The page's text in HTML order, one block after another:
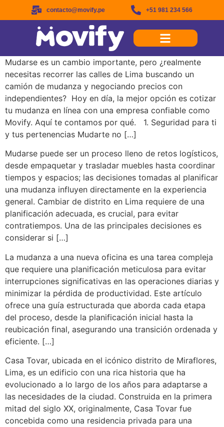
contacto@movify.pe +51 981 234 566
Mudarse es un cambio importante, pero ¿realmente
necesitas recorrer las calles de Lima buscando un
camión de mudanza y negociando precios con
independientes? Hoy en día, la mejor opción es cotizar
tu mudanza en línea con una empresa confiable como
Movify. Aquí te contamos por qué. 1. Seguridad para ti
y tus pertenencias Mudarte no […]
Mudarse puede ser un proceso lleno de retos logísticos,
desde empaquetar y trasladar muebles hasta coordinar
tiempos y espacios; las decisiones tomadas al planificar
una mudanza influyen directamente en la experiencia
general. Cambiar de distrito en Lima requiere de una
planificación adecuada, es crucial, para evitar
contratiempos. Una de las principales decisiones es
considerar si […]
La mudanza a una nueva oficina es una tarea compleja
que requiere una planificación meticulosa para evitar
interrupciones significativas en las operaciones diarias y
minimizar la pérdida de productividad. Este artículo
ofrece una guía estructurada que aborda cada etapa
del proceso, desde la planificación inicial hasta la
reubicación final, asegurando una transición ordenada y
eficiente. […]
Casa Tovar, ubicada en el icónico distrito de Miraflores,
Lima, es un edificio con una rica historia que ha
evolucionado a lo largo de los años para adaptarse a
las necesidades de la ciudad. Construida en la primera
mitad del siglo XX, originalmente, Casa Tovar fue
concebida como una residencia privada para una